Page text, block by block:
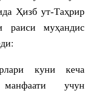
Ҳизб ут-Таҳрир
раиси муҳандис
куни кеча
учун